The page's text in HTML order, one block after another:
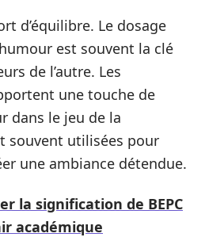
d’équilibre. Le dosage
est souvent la clé
de l’autre. Les
une touche de
dans le jeu de la
souvent utilisées pour
une ambiance détendue.
la signification de BEPC
académique